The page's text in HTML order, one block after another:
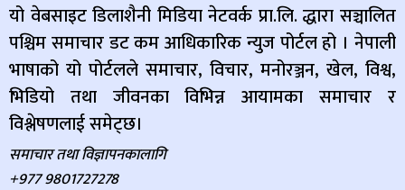
यो वेबसाइट डिलाशैनी मिडिया नेटवर्क प्रा.लि. द्धारा सञ्चालित
पश्चिम समाचार डट कम आधिकारिक न्युज पोर्टल हो । नेपाली
भाषाको यो पोर्टलले समाचार, विचार, मनोरञ्जन, खेल, विश्व,
भिडियो तथा जीवनका विभिन्न आयामका समाचार र
विश्लेषणलाई समेट्छ।
समाचार तथा विज्ञापनकालागि
+977 9801727278